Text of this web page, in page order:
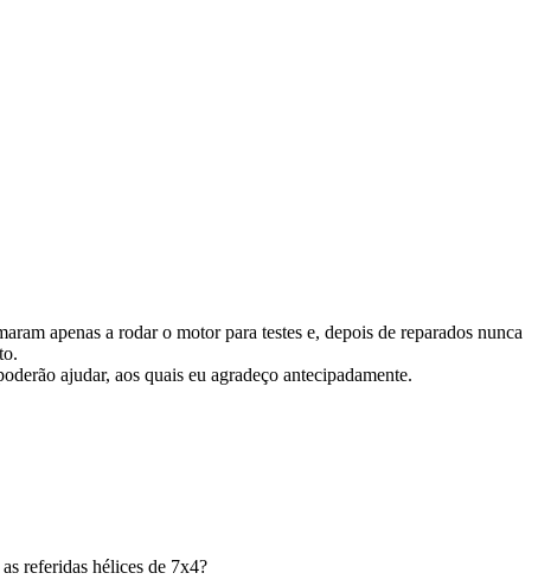
apenas a rodar o motor para testes e, depois de reparados nunca
ajudar, aos quais eu agradeço antecipadamente.
referidas hélices de 7x4?